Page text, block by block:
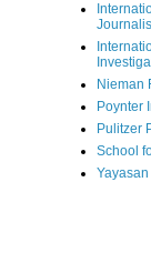
Nieman
Poynter
Pulitzer
School